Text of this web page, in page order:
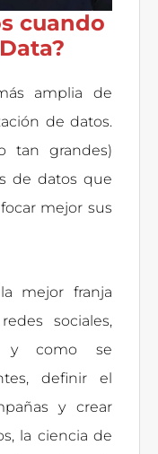
cuando
amplia de
de datos.
tan grandes)
de datos que
mejor sus
mejor franja
sociales,
y como se
definir el
y crear
la ciencia de